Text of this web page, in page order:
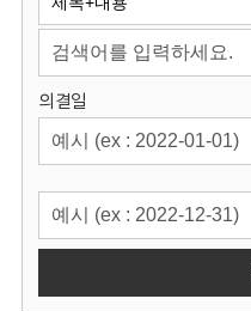
회
의결일